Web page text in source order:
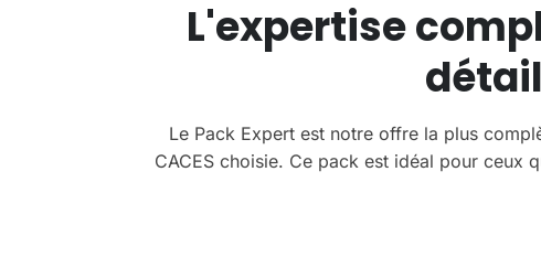
L'expertise
Le Pack Expert est notre offre la plus
CACES choisie. Ce pack est idéal pour ceux